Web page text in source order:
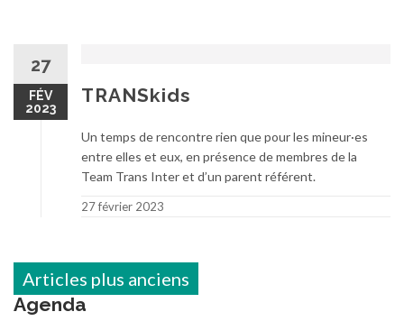
27
FÉV
2023
TRANSkids
Un temps de rencontre rien que pour les mineur·es
entre elles et eux, en présence de membres de la
Team Trans Inter et d’un parent référent.
27 février 2023
Navigation
des
articles
Articles plus anciens
Agenda